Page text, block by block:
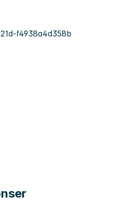
f4938a4d358b